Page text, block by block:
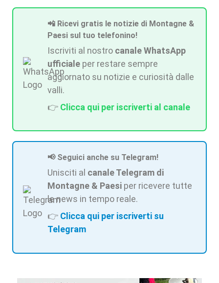
📲 Ricevi gratis le notizie di Montagne &
Paesi sul tuo telefonino!
Iscriviti al nostro canale WhatsApp
ufficiale per restare sempre
aggiornato su notizie e curiosità dalle
valli.
👉 Clicca qui per iscriverti al canale
📢 Seguici anche su Telegram!
Unisciti al canale Telegram di
Montagne & Paesi per ricevere tutte
le news in tempo reale.
👉 Clicca qui per iscriverti su
Telegram